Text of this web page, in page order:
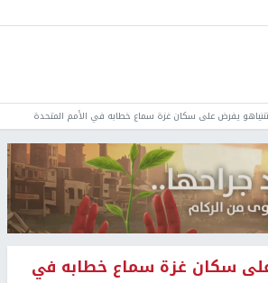
نتنياهو يفرض على سكان غزة سماع خطابه في الأمم المتحدة
سكان غزة سماع خطابه في